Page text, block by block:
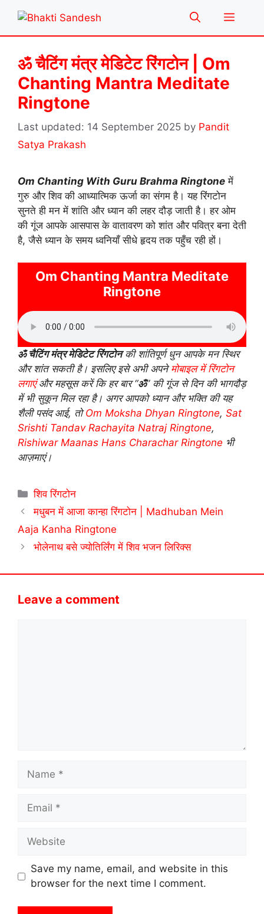
content
Menu
ॐ चैटिंग मंत्र मेडिटेट रिंगटोन | Om
Chanting Mantra Meditate
Ringtone
14 September 2025 by Pandit
Satya Prakash
Om Chanting With Guru Brahma Ringtone में
गुरु और शिव की आध्यात्मिक ऊर्जा का संगम है। यह रिंगटोन
सुनते ही मन में शांति और ध्यान की लहर दौड़ जाती है। हर ओम
की गूंज आपके आसपास के वातावरण को शांत और पवित्र बना देती
है, जैसे ध्यान के समय ध्वनियाँ सीधे हृदय तक पहुँच रही हों।
Om Chanting Mantra Meditate
Ringtone
ॐ चैटिंग मंत्र मेडिटेट रिंगटोनकी शांतिपूर्ण धुन आपके मन स्थिर
और शांत सकती है। इसलिए इसे अभी अपनेमोबाइल में रिंगटोन
लगाएंऔर महसूस करें कि हर बार “ॐ” की गूंज से दिन की भागदौड़
में भी सुकून मिल रहा है। अगर आपको ध्यान और भक्ति की यह
शैली पसंद आई, तोOm Moksha Dhyan Ringtone, Sat
Srishti Tandav Rachayita Natraj Ringtone,
Rishiwar Maanas Hans Charachar Ringtone भी
आज़माएं।
Categories
शिव रिंगटोन
मधुबन में आजा कान्हा रिंगटोन | Madhuban Mein
Aaja Kanha Ringtone
भोलेनाथ बसे ज्योतिर्लिंग में शिव भजन लिरिक्स
Leave a comment
Name
Email
Website
Save my name, email, and website in this
browser for the next time I comment.